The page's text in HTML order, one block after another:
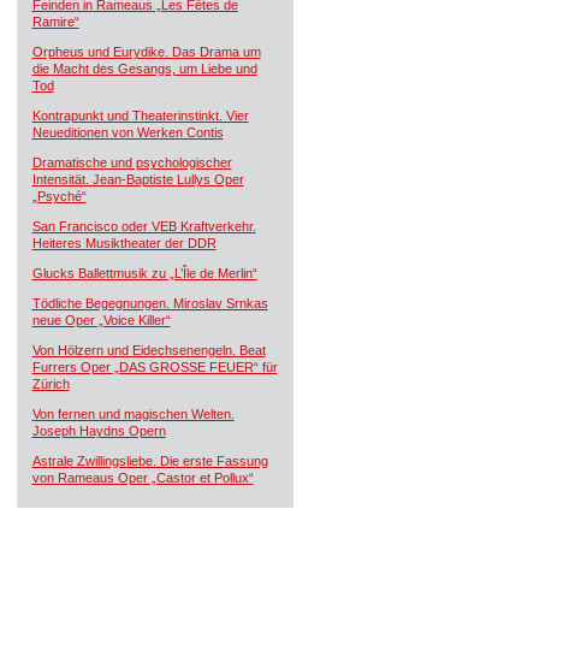
Feinden in Rameaus „Les Fêtes de
Ramire“
Orpheus und Eurydike. Das Drama um
die Macht des Gesangs, um Liebe und
Tod
Kontrapunkt und Theaterinstinkt. Vier
Neueditionen von Werken Contis
Dramatische und psychologischer
Intensität. Jean-Baptiste Lullys Oper
„Psyché“
San Francisco oder VEB Kraftverkehr.
Heiteres Musiktheater der DDR
Glucks Ballettmusik zu „L’Île de Merlin“
Tödliche Begegnungen. Miroslav Srnkas
neue Oper „Voice Killer“
Von Hölzern und Eidechsenengeln. Beat
Furrers Oper „DAS GROSSE FEUER“ für
Zürich
Von fernen und magischen Welten.
Joseph Haydns Opern
Astrale Zwillingsliebe. Die erste Fassung
von Rameaus Oper „Castor et Pollux“